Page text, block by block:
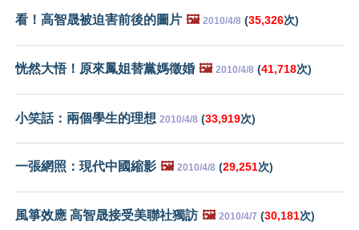
看！高智晟被迫害前後的圖片 🖼️ 2010/4/8 (35,326次)
恍然大悟！原來鳳姐替黨媽徵婚 🖼️ 2010/4/8 (41,718次)
小笑話：兩個學生的理想 2010/4/8 (33,919次)
一張網照：現代中國縮影 🖼️ 2010/4/8 (29,251次)
風箏效應 高智晟接受美聯社獨訪 🖼️ 2010/4/7 (30,181次)